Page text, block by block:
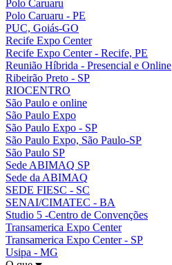
Polo Caruaru
Polo Caruaru - PE
PUC, Goiás-GO
Recife Expo Center
Recife Expo Center - Recife, PE
Reunião Híbrida - Presencial e Online
Ribeirão Preto - SP
RIOCENTRO
São Paulo e online
São Paulo Expo
São Paulo Expo - SP
São Paulo Expo, São Paulo-SP
São Paulo SP
Sede ABIMAQ SP
Sede da ABIMAQ
SEDE FIESC - SC
SENAI/CIMATEC - BA
Studio 5 -Centro de Convenções
Transamerica Expo Center
Transamerica Expo Center - SP
Usipa - MG